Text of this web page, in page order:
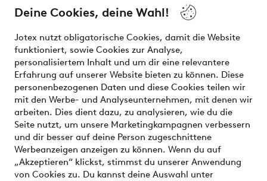
Deine Cookies, deine Wahl!
Jotex nutzt obligatorische Cookies, damit die Website
funktioniert, sowie Cookies zur Analyse,
personalisiertem Inhalt und um dir eine relevantere
Erfahrung auf unserer Website bieten zu können. Diese
personenbezogenen Daten und diese Cookies teilen wir
mit den Werbe- und Analyseunternehmen, mit denen wir
arbeiten. Dies dient dazu, zu analysieren, wie du die
Seite nutzt, um unsere Marketingkampagnen verbessern
und dir besser auf deine Person zugeschnittene
Werbeanzeigen anzeigen zu können. Wenn du auf
„Akzeptieren“ klickst, stimmst du unserer Anwendung
von Cookies zu. Du kannst deine Auswahl unter
the latest trends, curated to make finding your next look
effortless. It’s all here.
Visit Ellos
Sichere Zahlungen - Jetzt bezahlen oder aufteilen
Möchtest du mehr über unsere
Zahlungsmöglichkeitenerfahren?